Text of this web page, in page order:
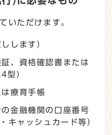
いただけます。
します）
、資格確認書または
型)
療育手帳
金融機関の口座番号
キャッシュカード等）